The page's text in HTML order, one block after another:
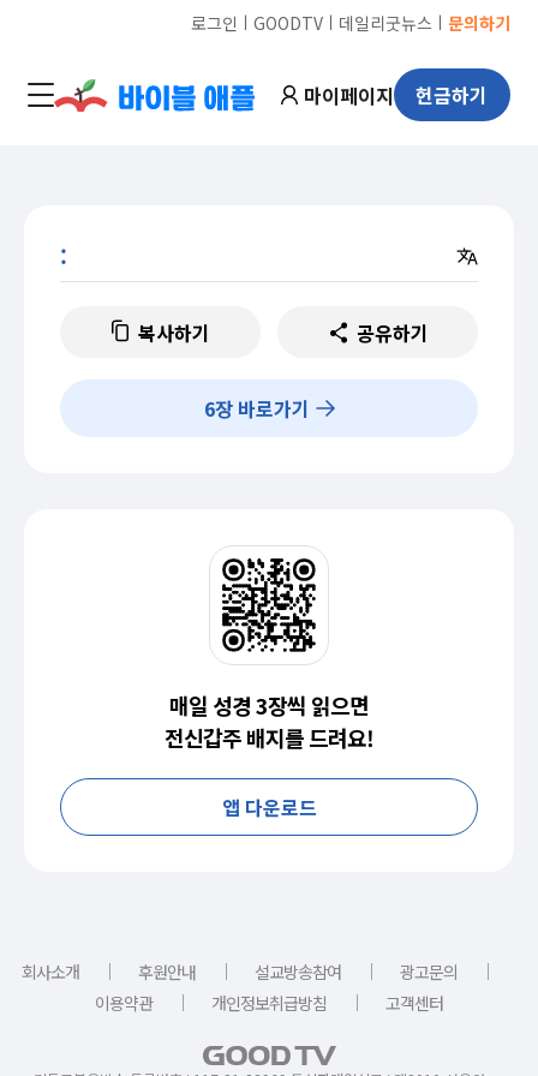
로그인 ㅣ GOODTVㅣ 데일리굿뉴스 ㅣ 문의하기
마이페이지 헌금하기
:
복사하기 공유하기
6장 바로가기
매일 성경 3장씩 읽으면
전신갑주 배지를 드려요!
앱 다운로드
회사소개 ｜ 후원안내 ｜ 설교방송참여 ｜ 광고문의
｜
이용약관
｜ 개인정보취급방침 ｜ 고객센터